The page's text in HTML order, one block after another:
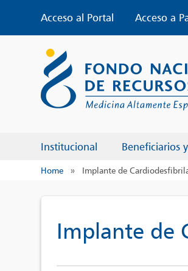
content
Acceso al Portal Acceso a
Institucional Beneficiarios
Home » Implante de
Implante de